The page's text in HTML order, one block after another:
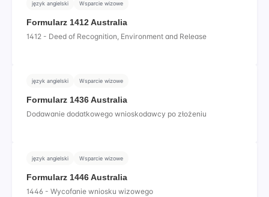
język angielski Wsparcie wizowe
Formularz 1412 Australia
1412 - Deed of Recognition, Environment and Release
język angielski Wsparcie wizowe
Formularz 1436 Australia
Dodawanie dodatkowego wnioskodawcy po złożeniu
język angielski Wsparcie wizowe
Formularz 1446 Australia
1446 - Wycofanie wniosku wizowego